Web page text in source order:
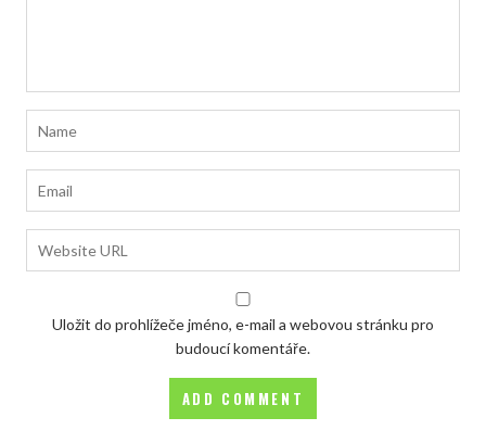
Uložit do prohlížeče jméno, e-mail a webovou stránku pro
budoucí komentáře.